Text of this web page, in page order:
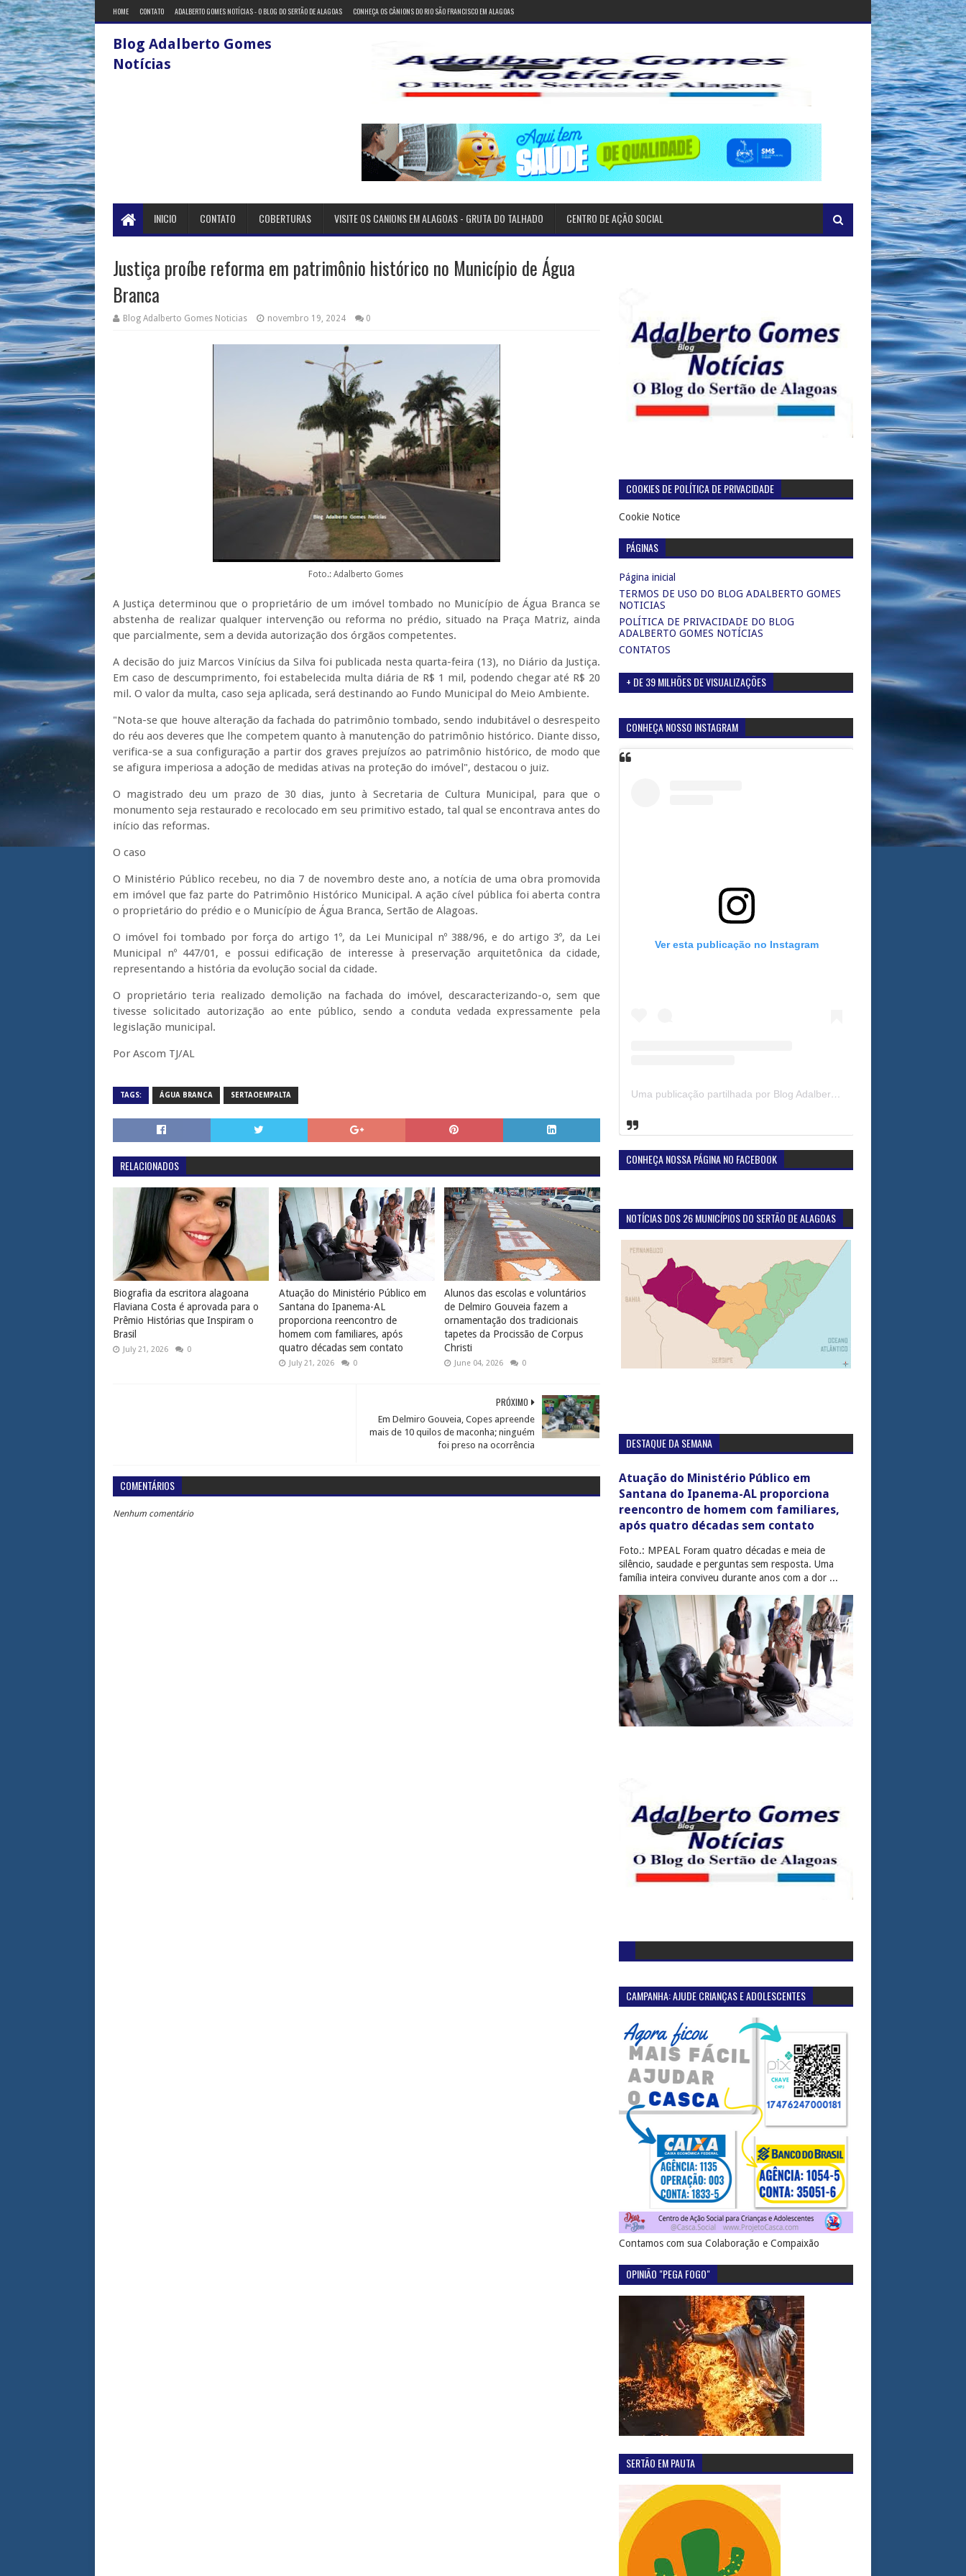
HOME CONTATO ADALBERTO GOMES NOTÍCIAS - O BLOG DO SERTÃO DE ALAGOAS CONHEÇA OS CÂNIONS DO RIO SÃO FRANCISCO EM ALAGOAS
Blog Adalberto Gomes
Notícias
INICIO CONTATO COBERTURAS VISITE OS CANIONS EM ALAGOAS - GRUTA DO TALHADO CENTRO DE AÇÃO SOCIAL
Justiça proíbe reforma em patrimônio histórico no Município de Água
Branca
Blog Adalberto Gomes Noticias novembro 19, 2024 0
Foto.: Adalberto Gomes
A Justiça determinou que o proprietário de um imóvel tombado no Município de Água Branca se
abstenha de realizar qualquer intervenção ou reforma no prédio, situado na Praça Matriz, ainda
que parcialmente, sem a devida autorização dos órgãos competentes.
A decisão do juiz Marcos Vinícius da Silva foi publicada nesta quarta-feira (13), no Diário da Justiça.
Em caso de descumprimento, foi estabelecida multa diária de R$ 1 mil, podendo chegar até R$ 20
mil. O valor da multa, caso seja aplicada, será destinando ao Fundo Municipal do Meio Ambiente.
"Nota-se que houve alteração da fachada do patrimônio tombado, sendo indubitável o desrespeito
do réu aos deveres que lhe competem quanto à manutenção do patrimônio histórico. Diante disso,
verifica-se a sua configuração a partir dos graves prejuízos ao patrimônio histórico, de modo que
se afigura imperiosa a adoção de medidas ativas na proteção do imóvel", destacou o juiz.
O magistrado deu um prazo de 30 dias, junto à Secretaria de Cultura Municipal, para que o
monumento seja restaurado e recolocado em seu primitivo estado, tal qual se encontrava antes do
início das reformas.
O caso
O Ministério Público recebeu, no dia 7 de novembro deste ano, a notícia de uma obra promovida
em imóvel que faz parte do Patrimônio Histórico Municipal. A ação cível pública foi aberta contra
o proprietário do prédio e o Município de Água Branca, Sertão de Alagoas.
O imóvel foi tombado por força do artigo 1º, da Lei Municipal nº 388/96, e do artigo 3º, da Lei
Municipal nº 447/01, e possui edificação de interesse à preservação arquitetônica da cidade,
representando a história da evolução social da cidade.
O proprietário teria realizado demolição na fachada do imóvel, descaracterizando-o, sem que
tivesse solicitado autorização ao ente público, sendo a conduta vedada expressamente pela
legislação municipal.
Por Ascom TJ/AL
TAGS: ÁGUA BRANCA SERTAOEMPALTA
RELACIONADOS
Biografia da escritora alagoana
Flaviana Costa é aprovada para o
Prêmio Histórias que Inspiram o
Brasil
July 21, 2026 0
Atuação do Ministério Público em
Santana do Ipanema-AL
proporciona reencontro de
homem com familiares, após
quatro décadas sem contato
July 21, 2026 0
Alunos das escolas e voluntários
de Delmiro Gouveia fazem a
ornamentação dos tradicionais
tapetes da Procissão de Corpus
Christi
June 04, 2026 0
PRÓXIMO
Em Delmiro Gouveia, Copes apreende
mais de 10 quilos de maconha; ninguém
foi preso na ocorrência
COMENTÁRIOS
Nenhum comentário
COOKIES DE POLÍTICA DE PRIVACIDADE
Cookie Notice
PÁGINAS
Página inicial
TERMOS DE USO DO BLOG ADALBERTO GOMES
NOTICIAS
POLÍTICA DE PRIVACIDADE DO BLOG
ADALBERTO GOMES NOTÍCIAS
CONTATOS
+ DE 39 MILHÕES DE VISUALIZAÇÕES
CONHEÇA NOSSO INSTAGRAM
Ver esta publicação no Instagram
Uma publicação partilhada por Blog Adalberto Gomes Noticias (@blogadalbertogomesnoticiass)
CONHEÇA NOSSA PÁGINA NO FACEBOOK
NOTÍCIAS DOS 26 MUNICÍPIOS DO SERTÃO DE ALAGOAS
DESTAQUE DA SEMANA
Atuação do Ministério Público em
Santana do Ipanema-AL proporciona
reencontro de homem com familiares,
após quatro décadas sem contato
Foto.: MPEAL Foram quatro décadas e meia de
silêncio, saudade e perguntas sem resposta. Uma
família inteira conviveu durante anos com a dor ...
CAMPANHA: AJUDE CRIANÇAS E ADOLESCENTES
Contamos com sua Colaboração e Compaixão
OPINIÃO "PEGA FOGO"
SERTÃO EM PAUTA